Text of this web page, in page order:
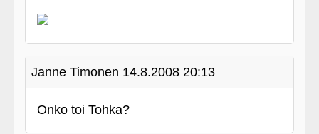
Janne Timonen 14.8.2008 20:13
Onko toi Tohka?